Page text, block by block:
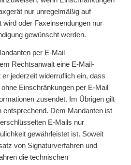
nur unregelmäßig auf
wird oder Faxeinsendungen nur
gewünscht werden.
per E-Mail
Rechtsanwalt eine E-Mail-
jederzeit widerruflich ein, dass
Einschränkungen per E-Mail
zusendet. Im Übrigen gilt
entsprechend. Dem Mandanten ist
E-Mails nur
gewährleistet ist. Soweit
von Signaturverfahren und
die technischen